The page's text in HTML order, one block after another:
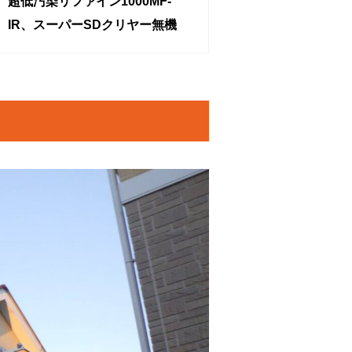
IR、スーパーSDクリヤー無機